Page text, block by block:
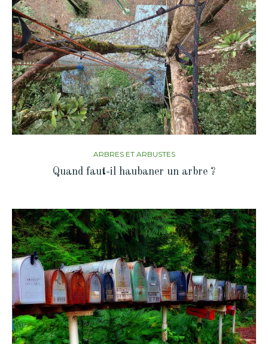
ARBRES ET ARBUSTES
Quand faut-il haubaner un arbre ?